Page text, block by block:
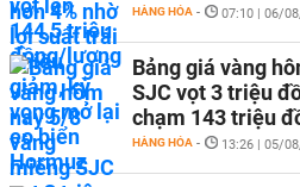
HÀNG HÓA - 07:10 | 06/
Bảng giá vàng
SJC vọt 3 triệu
chạm 143 triệu
HÀNG HÓA - 13:26 | 05/